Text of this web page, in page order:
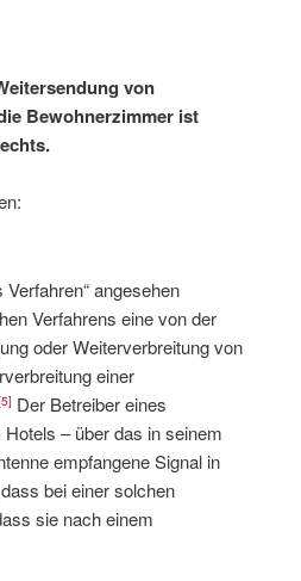
von
Bewohnerzimmer ist
angesehen
Verfahrens eine von der
oder Weiterverbreitung von
einer
Der Betreiber eines
– über das in seinem
empfangene Signal in
bei einer solchen
sie nach einem